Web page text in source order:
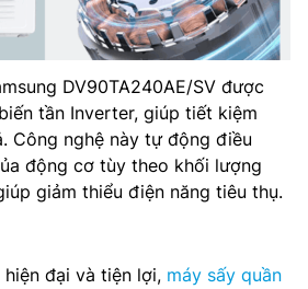
DV90TA240AE/SV được
tần Inverter, giúp tiết kiệm
Công nghệ này tự động điều
động cơ tùy theo khối lượng
giảm thiểu điện năng tiêu thụ.
đại và tiện lợi, máy sấy quần